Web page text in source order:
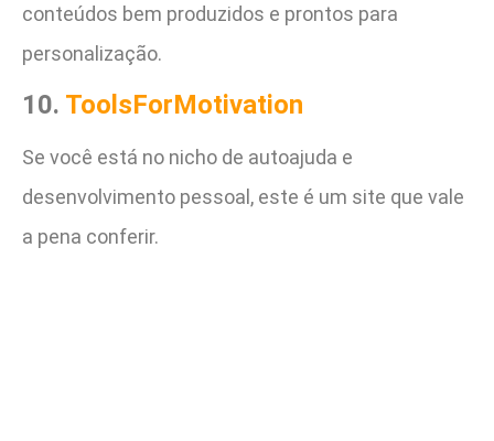
conteúdos bem produzidos e prontos para
personalização.
10. ToolsForMotivation
Se você está no nicho de autoajuda e
desenvolvimento pessoal, este é um site que vale
a pena conferir.